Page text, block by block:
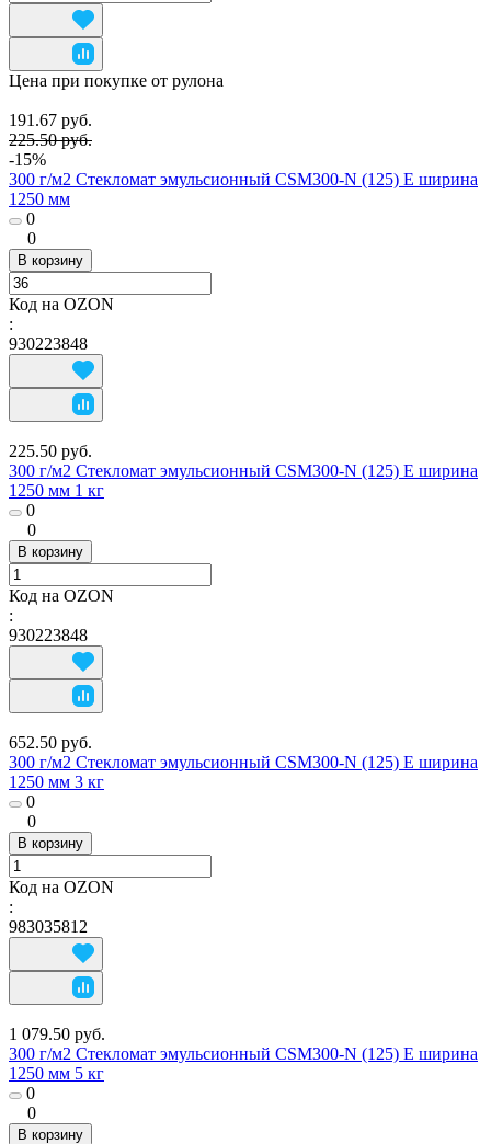
Цена при покупке от рулона
191.67 руб.
225.50 руб.
-15%
300 г/м2 Стекломат эмульсионный CSM300-N (125) E ширина
1250 мм
0
0
В корзину
Код на OZON
:
930223848
225.50 руб.
300 г/м2 Стекломат эмульсионный CSM300-N (125) E ширина
1250 мм 1 кг
0
0
В корзину
Код на OZON
:
930223848
652.50 руб.
300 г/м2 Стекломат эмульсионный CSM300-N (125) E ширина
1250 мм 3 кг
0
0
В корзину
Код на OZON
:
983035812
1 079.50 руб.
300 г/м2 Стекломат эмульсионный CSM300-N (125) E ширина
1250 мм 5 кг
0
0
В корзину